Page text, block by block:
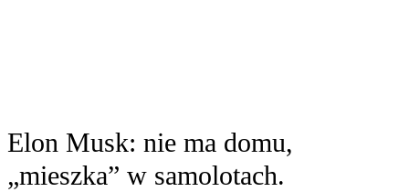
Elon Musk: nie ma domu,
„mieszka” w samolotach.